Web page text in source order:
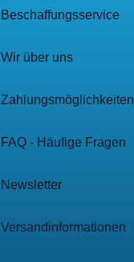
Beschaffungsservice
Wir über uns
Zahlungsmöglichkeiten
FAQ - Häufige Fragen
Newsletter
Versandinformationen